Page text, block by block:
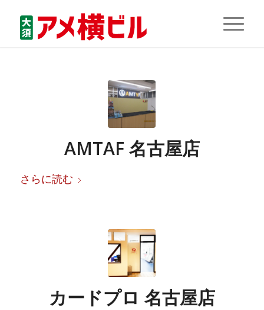
AMTAF 名古屋店
さらに読む
カードプロ 名古屋店